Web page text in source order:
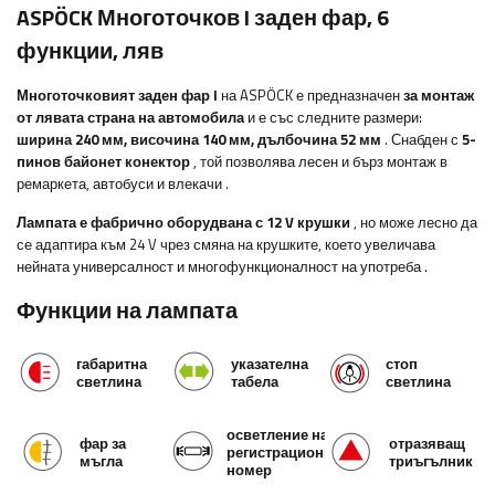
ASPÖCK Многоточков I заден фар, 6
функции, ляв
Многоточковият заден фар I на ASPÖCK е предназначенза монтаж
от лявата страна на автомобилаи е със следните размери:
ширина 240 мм, височина 140 мм, дълбочина 52 мм . Снабден с 5-
пинов байонет конектор, той позволява лесен и бърз монтаж в
ремаркета, автобуси и влекачи .
Лампата е фабрично оборудвана с 12 V крушки , но може лесно да
се адаптира към 24 V чрез смяна на крушките, което увеличава
нейната универсалност и многофункционалност на употреба.
Функции на лампата
габаритна
светлина
указателна
табела
стоп
светлина
фар за
мъгла
осветление на
регистрационния
номер
отразяващ
триъгълник